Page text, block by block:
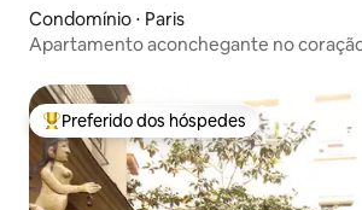
Condomínio ⋅ Paris
Apartamento aconchegante no
Entre os melhores preferidos dos
Preferido dos hóspedes